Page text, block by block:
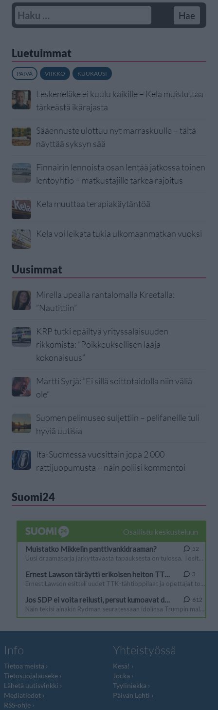
Luetuimmat
PÄIVÄ VIIKKO KUUKAUSI
Leskeneläke ei kuulu kaikille – Kela muistuttaa
tärkeästä ikärajasta
Sääennuste ulottuu nyt marraskuulle – tältä
näyttää syksyn sää
Finnairin lennoista osan lentää jatkossa toinen
lentoyhtiö – matkustajille tärkeä rajoitus
Kela muuttaa terapiakäytäntöä
Kela voi leikata tukia ulkomaanmatkan vuoksi
Uusimmat
Mirella upealla rantalomalla Kreetalla:
”Nautittiin”
KRP tutki epäiltyä yrityssalaisuuden
rikkomista: ”Poikkeuksellisen laaja
kokonaisuus”
Martti Syrjä: ”Ei sillä soittotaidolla niin väliä
ole”
Suomen pelimuseo suljettiin – pelifaneille tuli
hyviä uutisia
Itä-Suomessa vuosittain jopa 2 000
rattijuopumusta – näin poliisi kommentoi
Suomi24
Info
Tietoa meistä
Tietosuojalauseke
Lähetä uutisvinkki
Mediatiedot
RSS-ohje
Yhteistyössä
Kesä!
Jocka
Tyyliniekka
Päivän Lehti